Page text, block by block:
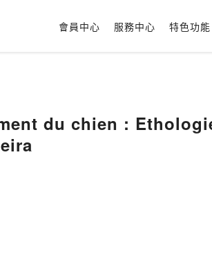
會員中心 服務中心 特色功能
du chien :